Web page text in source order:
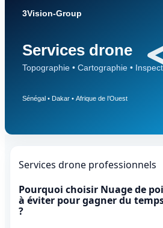
Services drone professionnels
Pourquoi choisir Nuage de
à éviter pour gagner du
?